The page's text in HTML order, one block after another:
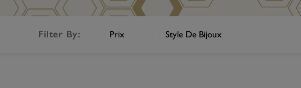
Filter By: Prix Style De Bijoux